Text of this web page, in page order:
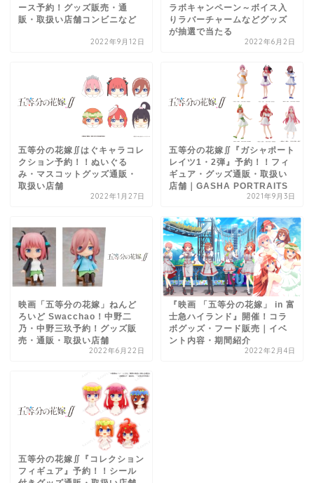
ース予約！グッズ販売・通
販・取扱い店舗コンビニなど
2022年9月12日
ラボキャンペーン～ボイス入
りラバーチャームなどグッズ
が抽選で当たる
2022年6月2日
五等分の花嫁∬はぐキャラコレ
クション予約！！ぬいぐる
み・マスコットグッズ通販・
取扱い店舗
2022年1月27日
五等分の花嫁∬『ガシャポート
レイツ1・2弾』予約！！フィ
ギュア・グッズ通販・取扱い
店舗｜GASHA PORTRAITS
2021年9月3日
映画「五等分の花嫁」ねんど
ろいど Swacchao！中野二
乃・中野三玖予約！グッズ販
売・通販・取扱い店舗
2022年6月22日
『映画 「五等分の花嫁」 in 富
士急ハイランド』開催！コラ
ボグッズ・フード販売｜イベ
ント内容・期間紹介
2022年2月4日
五等分の花嫁∬『コレクション
フィギュア』予約！！シール